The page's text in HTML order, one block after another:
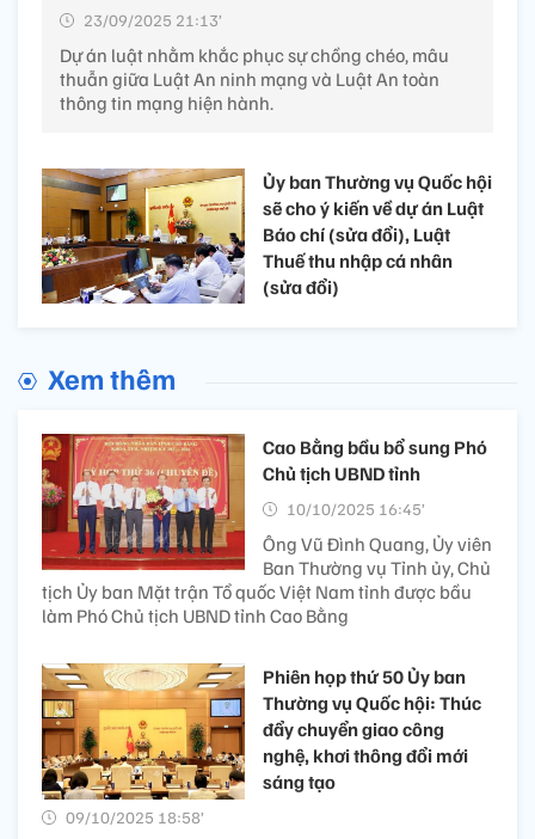
23/09/2025 21:13’
Dự án luật nhằm khắc phục sự chồng chéo, mâu
thuẫn giữa Luật An ninh mạng và Luật An toàn
thông tin mạng hiện hành.
Ủy ban Thường vụ Quốc hội
sẽ cho ý kiến về dự án Luật
Báo chí (sửa đổi), Luật
Thuế thu nhập cá nhân
(sửa đổi)
Xem thêm
Cao Bằng bầu bổ sung Phó
Chủ tịch UBND tỉnh
10/10/2025 16:45’
Ông Vũ Đình Quang, Ủy viên
Ban Thường vụ Tỉnh ủy, Chủ
tịch Ủy ban Mặt trận Tổ quốc Việt Nam tỉnh được bầu
làm Phó Chủ tịch UBND tỉnh Cao Bằng
Phiên họp thứ 50 Ủy ban
Thường vụ Quốc hội: Thúc
đẩy chuyển giao công
nghệ, khơi thông đổi mới
sáng tạo
09/10/2025 18:58’